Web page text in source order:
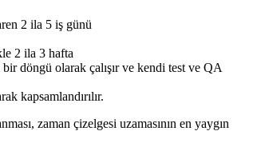
2 ila 5 iş günü
2 ila 3 hafta
döngü olarak çalışır ve kendi test ve QA
kapsamlandırılır.
zaman çizelgesi uzamasının en yaygın